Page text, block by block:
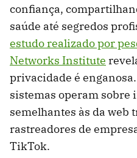
confiança,
saúde até segredos
estudo realizado por
Networks Institute
privacidade é
sistemas operam
semelhantes às da web
rastreadores de
TikTok.